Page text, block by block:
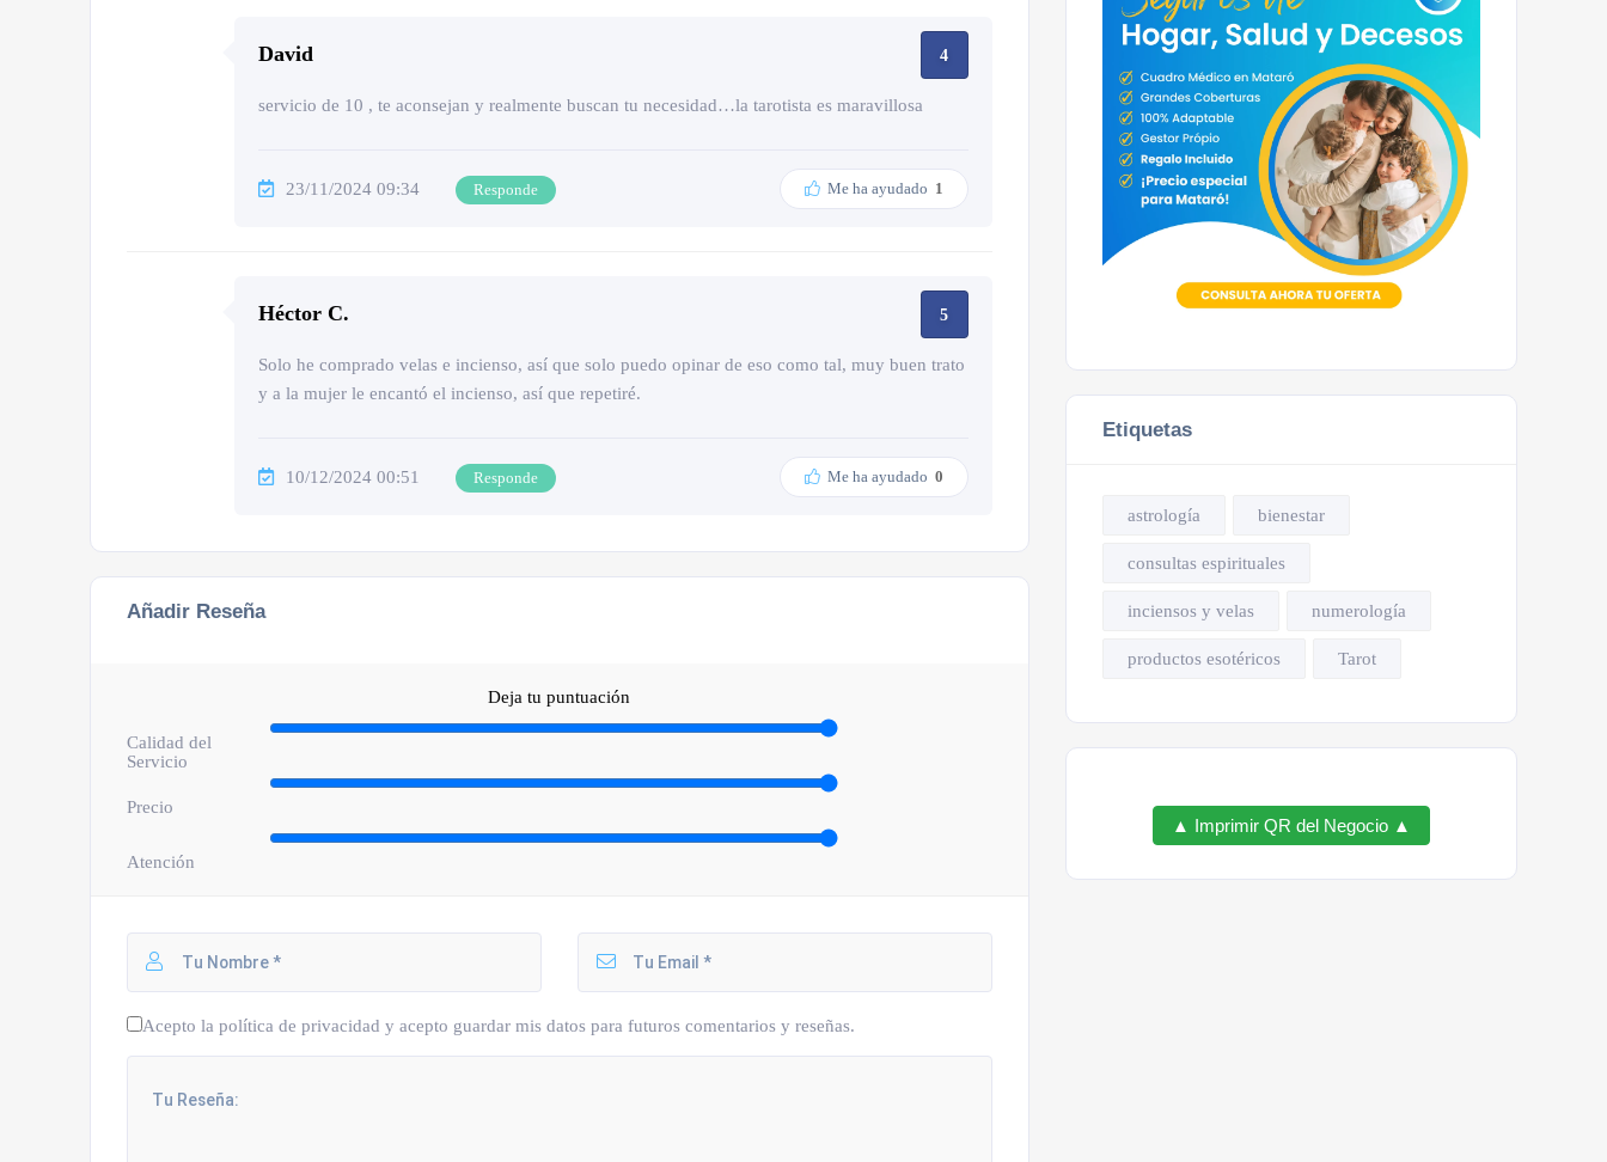
David 4
servicio de 10 , te aconsejan y realmente buscan tu necesidad…la tarotista es maravillosa
23/11/2024 09:34 Responde Me ha ayudado 1
Héctor C. 5
Solo he comprado velas e incienso, así que solo puedo opinar de eso como tal, muy buen trato
y a la mujer le encantó el incienso, así que repetiré.
10/12/2024 00:51 Responde Me ha ayudado 0
Añadir Reseña
Deja tu puntuación
Calidad del
Servicio
Precio
Atención
Acepto la política de privacidad y acepto guardar mis datos para futuros comentarios y reseñas.
Etiquetas
astrología bienestar
consultas espirituales
inciensos y velas numerología
productos esotéricos Tarot
▲ Imprimir QR del Negocio ▲